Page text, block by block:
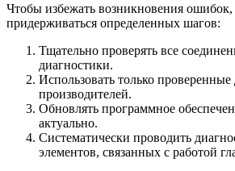
Чтобы избежать возникновения ошибок,
придерживаться определенных шагов:
Тщательно проверять все
диагностики.
Использовать только
производителей.
Обновлять программное
актуально.
Систематически проводить
элементов, связанных с работой